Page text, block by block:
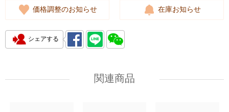
価格調整のお知らせ 在庫お知らせ
シェアする
関連商品